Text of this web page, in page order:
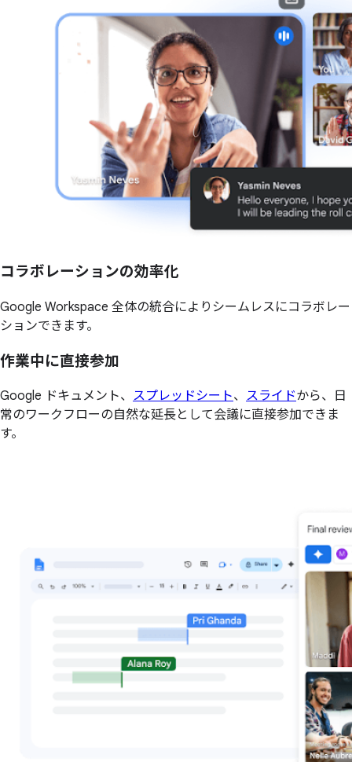
コラボレーションの効率化
Google Workspace 全体の統合によりシームレスにコラボレー
ションできます。
作業中に直接参加
Google ドキュメント、 スプレッドシート、 スライドから、日
常のワークフローの自然な延長として会議に直接参加できま
す。